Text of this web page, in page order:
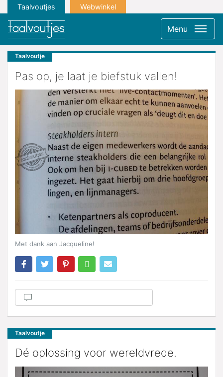
Taalvoutjes Webwinkel
Menu
Taalvoutje
Pas op, je laat je biefstuk vallen!
Met dank aan Jacqueline!
Taalvoutje
Dé oplossing voor wereldvrede.